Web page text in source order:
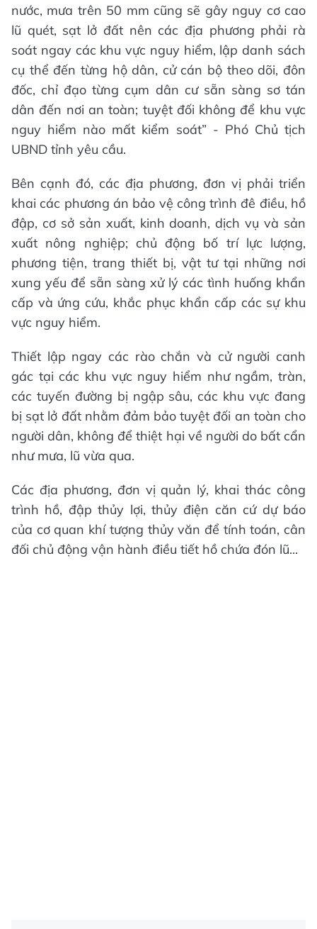
nước, mưa trên 50 mm cũng sẽ gây nguy cơ cao
lũ quét, sạt lở đất nên các địa phương phải rà
soát ngay các khu vực nguy hiểm, lập danh sách
cụ thể đến từng hộ dân, cử cán bộ theo dõi, đôn
đốc, chỉ đạo từng cụm dân cư sẵn sàng sơ tán
dân đến nơi an toàn; tuyệt đối không để khu vực
nguy hiểm nào mất kiểm soát” - Phó Chủ tịch
UBND tỉnh yêu cầu.
Bên cạnh đó, các địa phương, đơn vị phải triển
khai các phương án bảo vệ công trình đê điều, hồ
đập, cơ sở sản xuất, kinh doanh, dịch vụ và sản
xuất nông nghiệp; chủ động bố trí lực lượng,
phương tiện, trang thiết bị, vật tư tại những nơi
xung yếu để sẵn sàng xử lý các tình huống khẩn
cấp và ứng cứu, khắc phục khẩn cấp các sự khu
vực nguy hiểm.
Thiết lập ngay các rào chắn và cử người canh
gác tại các khu vực nguy hiểm như ngầm, tràn,
các tuyến đường bị ngập sâu, các khu vực đang
bị sạt lở đất nhằm đảm bảo tuyệt đối an toàn cho
người dân, không để thiệt hại về người do bất cẩn
như mưa, lũ vừa qua.
Các địa phương, đơn vị quản lý, khai thác công
trình hồ, đập thủy lợi, thủy điện căn cứ dự báo
của cơ quan khí tượng thủy văn để tính toán, cân
đối chủ động vận hành điều tiết hồ chứa đón lũ...